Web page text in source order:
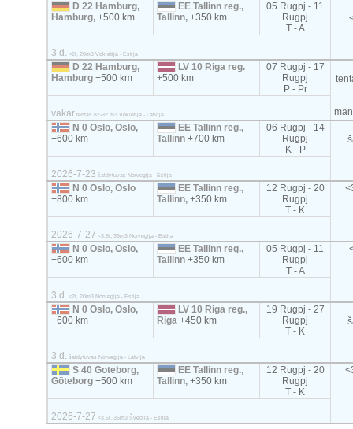
D 22 Hamburg,
Hamburg,+500 km
EE Tallinn reg.,
Tallinn,+350 km
05 Rugpj - 11
Rugpj
T - A
3 d. <2t, 20m3 Vokietija - Estija
D 22 Hamburg,
Hamburg+500 km
LV 10 Riga reg.
+500 km
07 Rugpj - 17
Rugpj
P - Pr
vakar tentas 82-92 m3 Vokietija - Latvija
N 0 Oslo, Oslo,
+600 km
EE Tallinn reg.,
Tallinn+700 km
06 Rugpj - 14
Rugpj
K - P
2026-7-23 šaldytuvas Norvegija - Estija
N 0 Oslo, Oslo
+800 km
EE Tallinn reg.,
Tallinn,+350 km
12 Rugpj - 20
Rugpj
T - K
2026-7-27 <3.5t, 35m3 Norvegija - Estija
N 0 Oslo, Oslo,
+600 km
EE Tallinn reg.,
Tallinn+350 km
05 Rugpj - 11
Rugpj
T - A
3 d. <2t, 20m3 Norvegija - Estija
N 0 Oslo, Oslo,
+600 km
LV 10 Riga reg.,
Riga+450 km
19 Rugpj - 27
Rugpj
T - K
3 d. šaldytuvas Norvegija - Latvija
S 40 Goteborg,
Göteborg+500 km
EE Tallinn reg.,
Tallinn,+350 km
12 Rugpj - 20
Rugpj
T - K
2026-7-27 <3.5t, 35m3 Švedija - Estija